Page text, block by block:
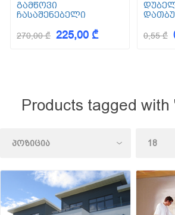
გამწოვი
ჩასაშენებელი
270,00 ₾ 225,00 ₾ 0,55 ₾
Products tagged